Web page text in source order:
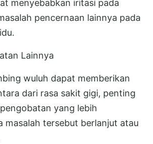
menyebabkan iritasi pada
pencernaan lainnya pada
Lainnya
wuluh dapat memberikan
dari rasa sakit gigi, penting
yang lebih
masalah tersebut berlanjut atau